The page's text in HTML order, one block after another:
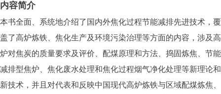
内容简介
本书全面、系统地介绍了国内外焦化过程节能减排先进技术，覆
盖了高炉炼铁、焦化生产及环境污染治理等方面的内容，涉及高
炉对焦炭的质量要求及评价、配煤原理和方法、捣固炼焦、节能
减排型焦炉、焦化废水处理和焦化过程烟气净化处理等新理论和
新技术，并且对代表和反映中国现代高炉炼铁与区域配煤炼焦、